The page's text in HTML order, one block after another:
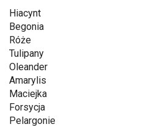
Hiacynt
Begonia
Róże
Tulipany
Oleander
Amarylis
Maciejka
Forsycja
Pelargonie